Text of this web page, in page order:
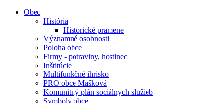
Obec
História
Historické pramene
Významné osobnosti
Poloha obce
Firmy - potraviny, hostinec
Inštitúcie
Multifunkčné ihrisko
PRO obce Mašková
Komunitný plán sociálnych služieb
Symboly obce